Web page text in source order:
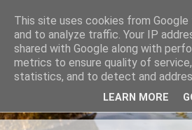
Farnost Brtnice
Aktuální informace pro farnosti
This site uses cookies from
and to analyze traffic. Your IP
shared with Google along with
metrics to ensure quality of
statistics, and to detect and
LEARN MORE